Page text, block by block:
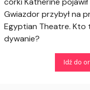
Gwiazdor przybył na
Egyptian Theatre. Kto
dywanie?
Idź do